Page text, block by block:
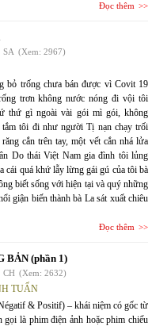
Đọc thêm
SA (Xem: 2967)
bỏ trống chưa bán được vì Covit 19
trơn không nước nóng đi vội tôi
thứ gì ngoài vài gói mì gói, không
tắm tôi đi như người Tị nạn chạy trối
cắn trên tay, một vết cắn nhá lửa
Do thái Việt Nam gia đình tôi lủng
cái quá khứ lẫy lừng gái gú của tôi bà
biết sống với hiện tại và quý những
giận biến thành bà La sát xuất chiêu
Đọc thêm
BẢN (phần 1)
CH (Xem: 2632)
TUẤN
& Positif) – khái niệm có gốc từ
gọi là phim điện ảnh hoặc phim chiếu